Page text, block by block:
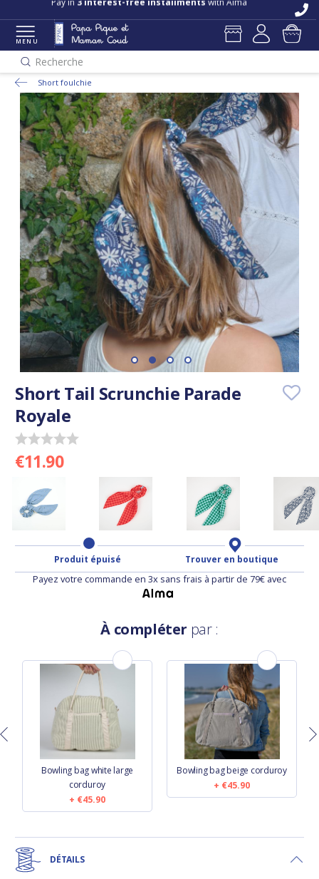
Pay in 3 interest-free installments with Alma
MENU
Recherche
Short foulchie
Short Tail Scrunchie Parade
Royale
€11.90
Produit épuisé Trouver en boutique
Payez votre commande en 3x sans frais à partir de 79€ avec
À compléter par :
Bowling bag white large
corduroy
€45.90
Bowling bag beige corduroy
€45.90
DÉTAILS